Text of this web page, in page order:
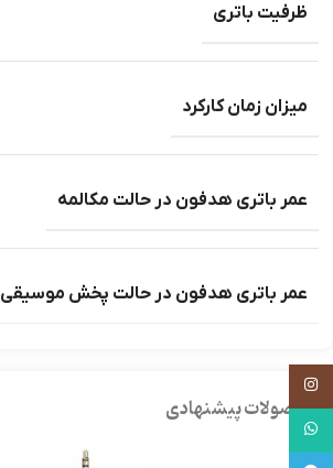
ظرفیت باتری
میزان زمان کارکرد
عمر باتری هدفون در حالت مکالمه
عمر باتری هدفون در حالت پخش موسیقی
محصولات پیشنهادی